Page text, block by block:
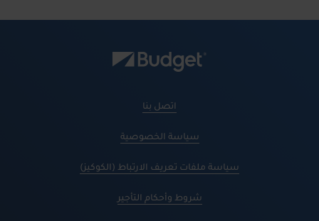
اتصل بنا
سياسة الخصوصية
سياسة ملفات تعريف الارتباط (الكوكيز)
شروط وأحكام التأجير